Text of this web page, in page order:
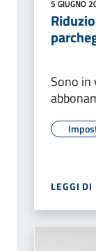
5 GIUGNO
Sono in
LEGGI DI